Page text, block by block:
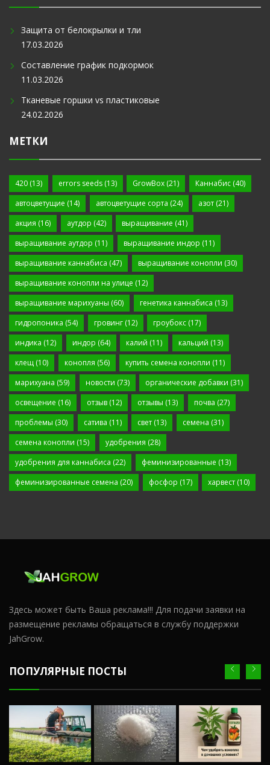
Защита от белокрылки и тли
17.03.2026
Составление график подкормок
11.03.2026
Тканевые горшки vs пластиковые
24.02.2026
МЕТКИ
420 (13) errors seeds(13) GrowBox (21) Каннабис(40)
автоцветущие (14) автоцветущие сорта (24) азот (21)
акция (16) аутдор (42) выращивание (41)
выращивание аутдор (11) выращивание индор (11)
выращивание каннабиса (47) выращивание конопли (30)
выращивание конопли на улице (12)
выращивание марихуаны (60) генетика каннабиса (13)
гидропоника (54) гровинг(12) гроубокс (17)
индика (12) индор (64) калий (11) кальций (13)
клещ (10) конопля (56) купить семена конопли (11)
марихуана (59) новости (73) органические добавки (31)
освещение (16) отзыв(12) отзывы (13) почва (27)
проблемы (30) сатива (11) свет (13) семена (31)
семена конопли (15) удобрения (28)
удобрения для каннабиса (22) феминизированные (13)
феминизированные семена (20) фосфор (17) харвест (10)
Здесь может быть Ваша реклама!!! Для подачи заявки на
размещение рекламы обращаться в службу поддержки
JahGrow.
ПОПУЛЯРНЫЕ ПОСТЫ